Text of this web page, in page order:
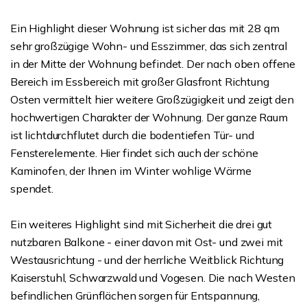
Ein Highlight dieser Wohnung ist sicher das mit 28 qm
sehr großzügige Wohn- und Esszimmer, das sich zentral
in der Mitte der Wohnung befindet. Der nach oben offene
Bereich im Essbereich mit großer Glasfront Richtung
Osten vermittelt hier weitere Großzügigkeit und zeigt den
hochwertigen Charakter der Wohnung. Der ganze Raum
ist lichtdurchflutet durch die bodentiefen Tür- und
Fensterelemente. Hier findet sich auch der schöne
Kaminofen, der Ihnen im Winter wohlige Wärme
spendet.
Ein weiteres Highlight sind mit Sicherheit die drei gut
nutzbaren Balkone - einer davon mit Ost- und zwei mit
Westausrichtung - und der herrliche Weitblick Richtung
Kaiserstuhl, Schwarzwald und Vogesen. Die nach Westen
befindlichen Grünflächen sorgen für Entspannung,